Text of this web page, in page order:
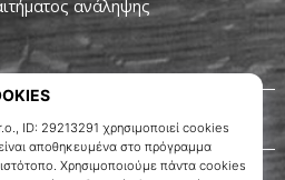
ανάληψης